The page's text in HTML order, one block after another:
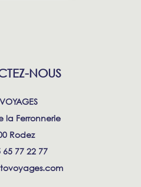
NOUS
la Ferronnerie
Rodez
65 77 22 77